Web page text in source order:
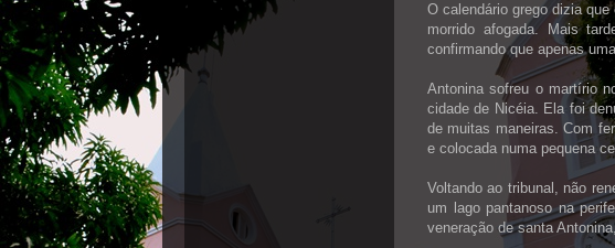
O calendário grego dizia
morrido afogada. Mais
confirmando que apenas
Antonina sofreu o martírio
cidade de Nicéia. Ela foi
de muitas maneiras. Com
e colocada numa pequena
Voltando ao tribunal, não
um lago pantanoso na
veneração de santa